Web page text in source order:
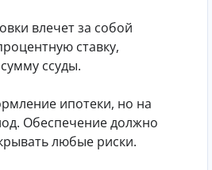
влечет за собой
ставку,
ссуды.
ипотеки, но на
Обеспечение должно
любые риски.